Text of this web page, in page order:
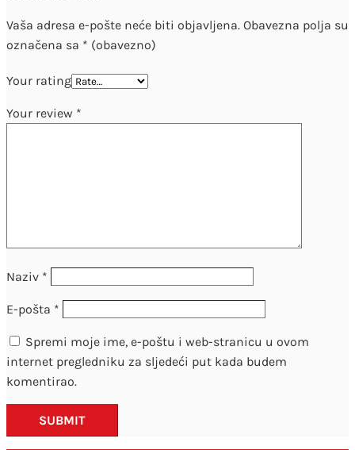
Vaša adresa e-pošte neće biti objavljena. Obavezna polja su
označena sa * (obavezno)
Your rating
Your review *
Naziv *
E-pošta *
Spremi moje ime, e-poštu i web-stranicu u ovom
internet pregledniku za sljedeći put kada budem
komentirao.
SUBMIT